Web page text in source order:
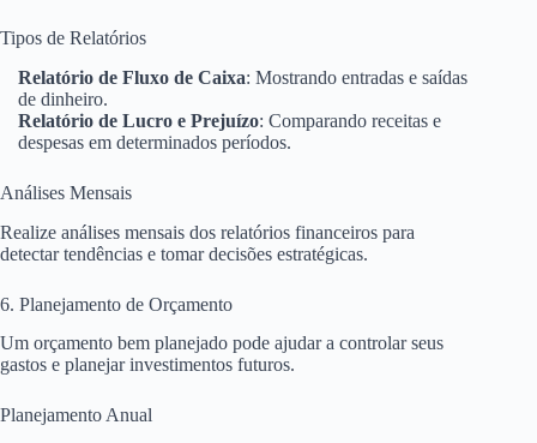
Tipos de Relatórios
Relatório de Fluxo de Caixa: Mostrando entradas e saídas
de dinheiro.
Relatório de Lucro e Prejuízo: Comparando receitas e
despesas em determinados períodos.
Análises Mensais
Realize análises mensais dos relatórios financeiros para
detectar tendências e tomar decisões estratégicas.
6. Planejamento de Orçamento
Um orçamento bem planejado pode ajudar a controlar seus
gastos e planejar investimentos futuros.
Planejamento Anual